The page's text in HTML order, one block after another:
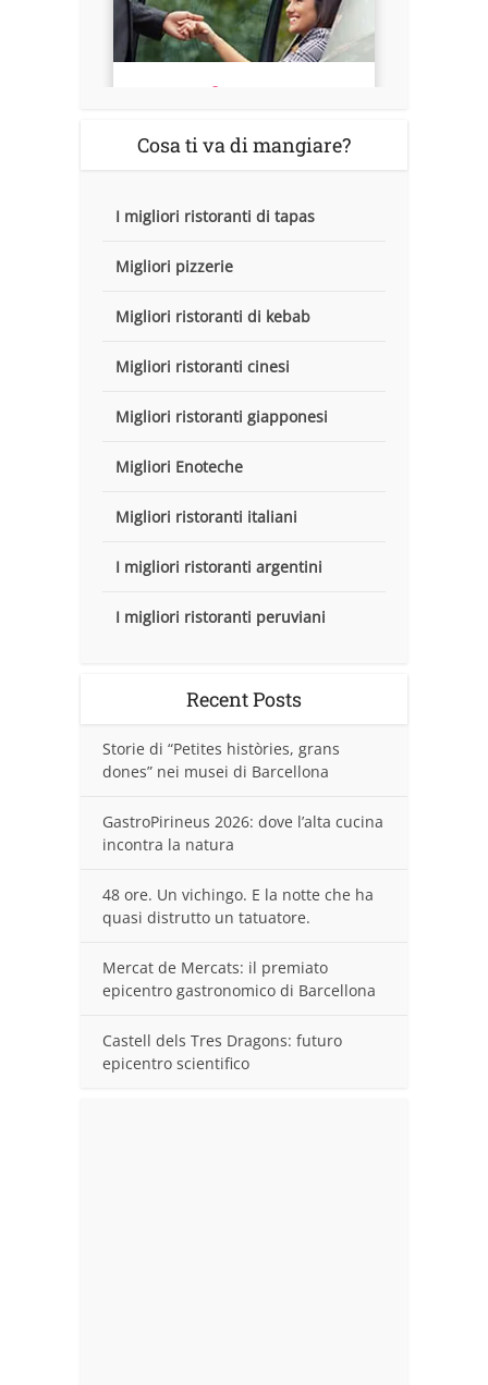
Cosa ti va di mangiare?
I migliori ristoranti di tapas
Migliori pizzerie
Migliori ristoranti di kebab
Migliori ristoranti cinesi
Migliori ristoranti giapponesi
Migliori Enoteche
Migliori ristoranti italiani
I migliori ristoranti argentini
I migliori ristoranti peruviani
Recent Posts
Storie di “Petites històries, grans
dones” nei musei di Barcellona
GastroPirineus 2026: dove l’alta cucina
incontra la natura
48 ore. Un vichingo. E la notte che ha
quasi distrutto un tatuatore.
Mercat de Mercats: il premiato
epicentro gastronomico di Barcellona
Castell dels Tres Dragons: futuro
epicentro scientifico